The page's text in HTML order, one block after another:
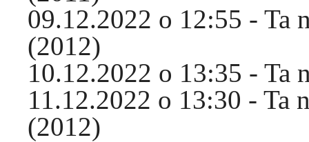
09.12.2022 o 12:55 - Ta
(2012)
10.12.2022 o 13:35 - Ta
11.12.2022 o 13:30 - Ta
(2012)